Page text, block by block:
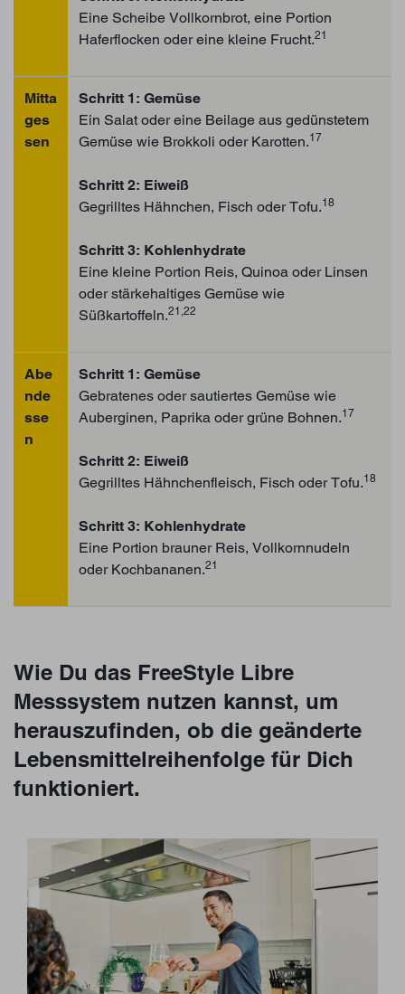
Eine Scheibe Vollkornbrot, eine Portion
Haferflocken oder eine kleine Frucht.21
Mitta
ges
sen
Schritt 1: Gemüse
Ein Salat oder eine Beilage aus gedünstetem
Gemüse wie Brokkoli oder Karotten.17
Schritt 2: Eiweiß
Gegrilltes Hähnchen, Fisch oder Tofu.18
Schritt 3: Kohlenhydrate
Eine kleine Portion Reis, Quinoa oder Linsen
oder stärkehaltiges Gemüse wie
Süßkartoffeln.21,22
Abe
nde
sse
n
Schritt 1: Gemüse
Gebratenes oder sautiertes Gemüse wie
Auberginen, Paprika oder grüne Bohnen.17
Schritt 2: Eiweiß
Gegrilltes Hähnchenfleisch, Fisch oder Tofu.18
Schritt 3: Kohlenhydrate
Eine Portion brauner Reis, Vollkornnudeln
oder Kochbananen.21
Wie Du das FreeStyle Libre
Messsystem nutzen kannst, um
herauszufinden, ob die geänderte
Lebensmittelreihenfolge für Dich
funktioniert.